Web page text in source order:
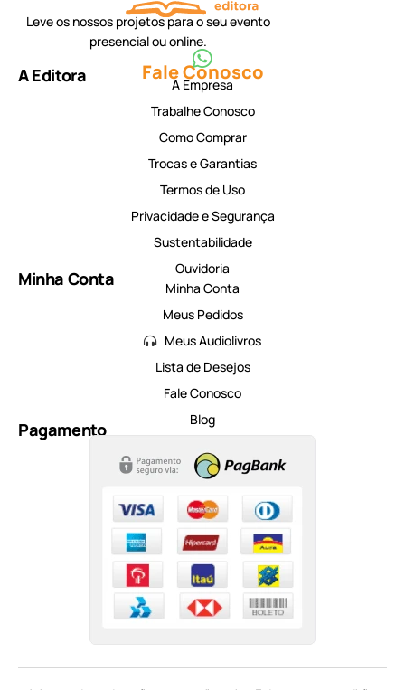
Leve os nossos projetos para o seu evento
presencial ou online.
Fale Conosco
A Editora
A Empresa
Trabalhe Conosco
Como Comprar
Trocas e Garantias
Termos de Uso
Privacidade e Segurança
Sustentabilidade
Ouvidoria
Minha Conta
Minha Conta
Meus Pedidos
Meus Audiolivros
Lista de Desejos
Fale Conosco
Blog
Pagamento